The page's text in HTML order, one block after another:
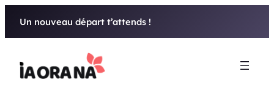
Un nouveau départ t’attends !